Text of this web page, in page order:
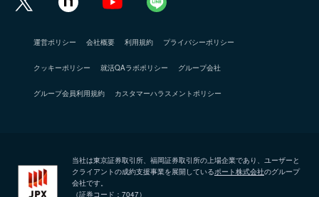
運営ポリシー 会社概要 利用規約 プライバシーポリシー
クッキーポリシー 就活QAラボポリシー グループ会社
グループ会員利用規約 カスタマーハラスメントポリシー
当社は東京証券取引所、福岡証券取引所の上場企業であり、ユーザーと
クライアントの成約支援事業を展開しているポート株式会社のグループ
会社です。
（証券コード：7047）